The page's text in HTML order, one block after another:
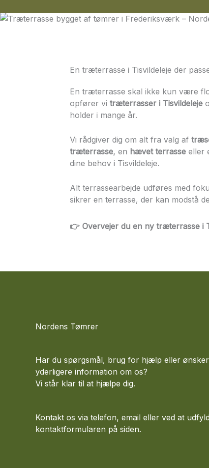
En træterrasse i Tisvildeleje der
En træterrasse skal ikke kun være
opfører vi træterrasser i Tisvildeleje
holder i mange år.
Vi rådgiver dig om alt fra valg af
træterrasse, en hævet terrasse eller
dine behov i Tisvildeleje.
Alt terrassearbejde udføres med
sikrer en terrasse, der kan modstå
👉 Overvejer du en ny træterrasse i
Nordens Tømrer
Har du spørgsmål, brug for hjælp eller ønsker
yderligere information om os?
Vi står klar til at hjælpe dig.
Kontakt os via telefon, email eller ved at
kontaktformularen på siden.